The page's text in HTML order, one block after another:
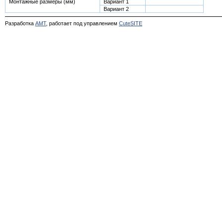
Монтажные размеры (мм)
Вариант 1
Вариант 2
Разработка АМТ, работает под управлением CuteSITE